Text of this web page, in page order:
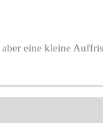
eine kleine